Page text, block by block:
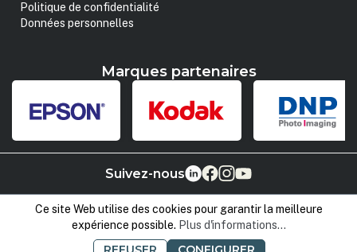
Politique de confidentialité
Données personnelles
Marques partenaires
Suivez-nous
Ce site Web utilise des cookies pour garantir la meilleure
expérience possible. Plus d'informations...